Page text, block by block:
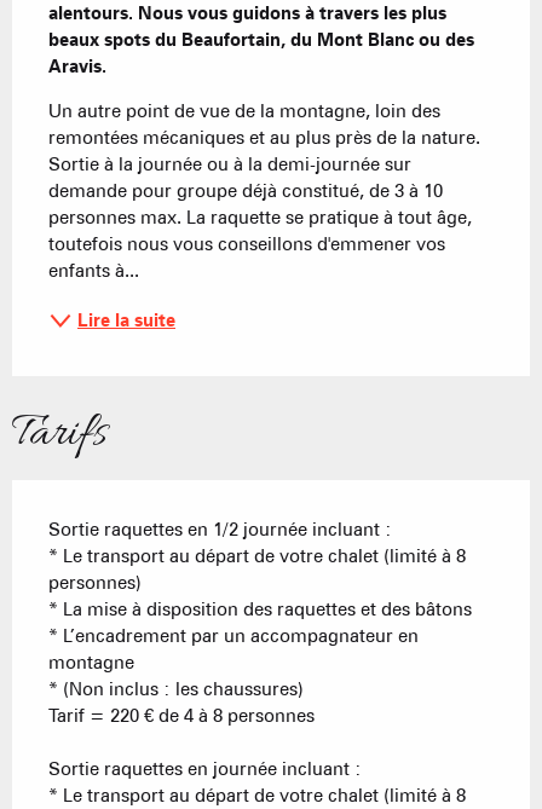
alentours. Nous vous guidons à travers les plus
beaux spots du Beaufortain, du Mont Blanc ou des
Aravis.
Un autre point de vue de la montagne, loin des
remontées mécaniques et au plus près de la nature.
Sortie à la journée ou à la demi-journée sur
demande pour groupe déjà constitué, de 3 à 10
personnes max. La raquette se pratique à tout âge,
toutefois nous vous conseillons d'emmener vos
enfants à...
Lire la suite
Tarifs
Sortie raquettes en 1/2 journée incluant :
* Le transport au départ de votre chalet (limité à 8
personnes)
* La mise à disposition des raquettes et des bâtons
* L’encadrement par un accompagnateur en
montagne
* (Non inclus : les chaussures)
Tarif = 220 € de 4 à 8 personnes
Sortie raquettes en journée incluant :
* Le transport au départ de votre chalet (limité à 8